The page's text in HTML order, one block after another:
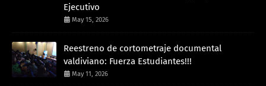
Ejecutivo
May 15, 2026
Reestreno de cortometraje documental
valdiviano: Fuerza Estudiantes!!!
May 11, 2026